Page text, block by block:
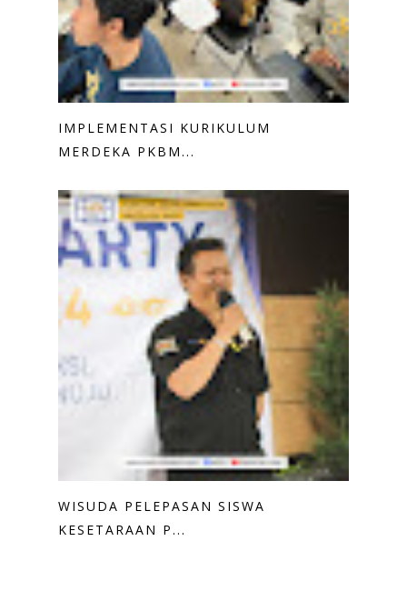
IMPLEMENTASI KURIKULUM
MERDEKA PKBM...
WISUDA PELEPASAN SISWA
KESETARAAN P...